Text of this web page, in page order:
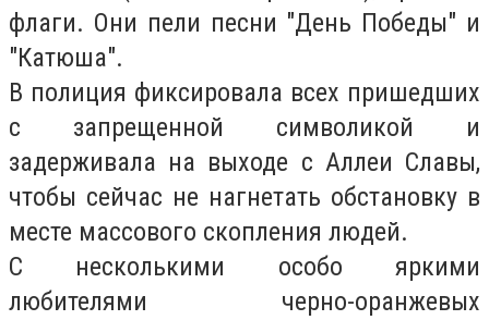
флаги. Они пели песни "День Победы" и
"Катюша".
В полиция фиксировала всех пришедших
с запрещенной символикой и
задерживала на выходе с Аллеи Славы,
чтобы сейчас не нагнетать обстановку в
месте массового скопления людей.
С несколькими особо яркими
любителями черно-оранжевых